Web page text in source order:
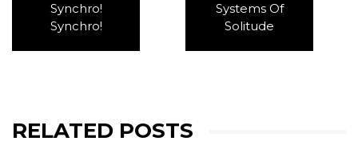
Synchro!
Synchro!
Systems Of
Solitude
RELATED POSTS